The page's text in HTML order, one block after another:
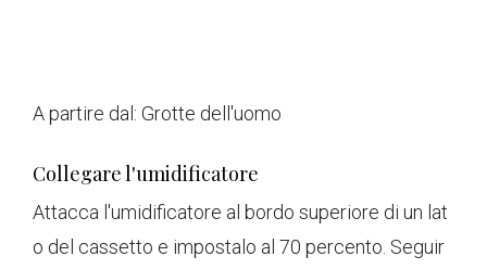
A partire dal: Grotte dell'uomo
Collegare l'umidificatore
Attacca l'umidificatore al bordo superiore di un lat
o del cassetto e impostalo al 70 percento. Seguir